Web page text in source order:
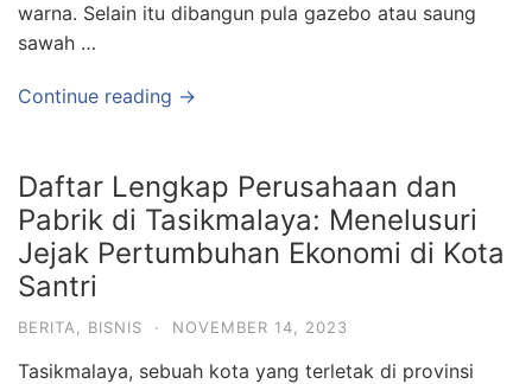
warna. Selain itu dibangun pula gazebo atau saung
sawah …
Continue reading →
Daftar Lengkap Perusahaan dan
Pabrik di Tasikmalaya: Menelusuri
Jejak Pertumbuhan Ekonomi di Kota
Santri
BERITA BISNIS · NOVEMBER 14, 2023
Tasikmalaya, sebuah kota yang terletak di provinsi